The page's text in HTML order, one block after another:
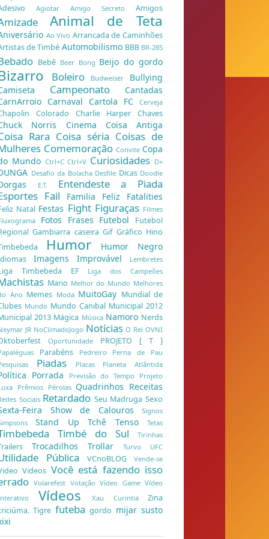
Agiotar Amigo Secreto Amigos
Animal de Teta
Ao Vivo Arrancada de Caminhões
de Timbé Automobilismo BBB BR-285
Bebê Beer Bong Beijo do gordo
Boleiro Budweiser Bullying
Campeonato
Cantadas
Carnaval Cartola FC Cerveja
Colorado Charlie Harper Chaves
Norris Cinema Coisa Antiga
Rara Coisa séria Coisas de
Comemoração Convite Copa
Mundo Ctrl+C Ctrl+V Curiosidades D+
Desafio da Bolacha Desfile Dicas Doodle
E.T. Entendeste a Piada
Fail Familia Feliz Fatalities
Natal Festas Fight Figuraças Filmes
Fotos Frases Futebol
Futebol
Gambiarra caseiraGif Gráfico Hino
Humor Humor Negro
Imagens Improvável Lembretes
Timbebeda EF Liga dos Campeões
Mario Melhor do Mundo Melhores
Ano Memes Moda MuitoGay Mundial de
Mundo Mundo Canibal Municipal 2012
2013 Mágica Música Namoro Nerds
JR NoClimadoJogo NotíciasO ReiOVNI
Oportunidade PROJETO [ T ]
Parabéns Pedreiro Perna de Pau
Piadas Placas Planeta Atlântida
Porrada Previsão do Tempo Projeto
Prêmios Pérolas Quadrinhos Receitas
Sociais Retardado Seu MadrugaSexo
Feira Show de Calouros
Signos
Stand UpTchê TensoTetas
Timbé do Sul Tirinhas
Trocadilhos Trollar Turvo UFC
Pública VCnoBLOG Vende-se
Videos Você está fazendo isso
Volarefest VotaçãoVídeo GameVídeo
Vídeos Xau Curintia Zina
Tigre futebagordo mijarsusto